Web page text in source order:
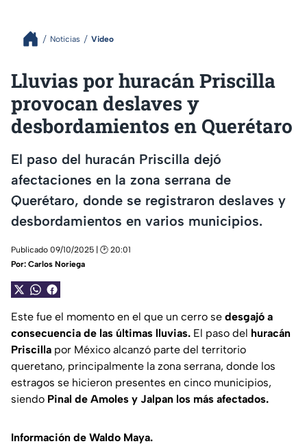
Noticias Video
Lluvias por huracán Priscilla
provocan deslaves y
desbordamientos en Querétaro
El paso del huracán Priscilla dejó
afectaciones en la zona serrana de
Querétaro, donde se registraron deslaves y
desbordamientos en varios municipios.
Publicado 09/10/2025 | 🕑 20:01
Por: Carlos Noriega
Este fue el momento en el que un cerro se desgajó a
consecuencia de las últimas lluvias. El paso del huracán
Priscilla por México alcanzó parte del territorio
queretano, principalmente la zona serrana, donde los
estragos se hicieron presentes en cinco municipios,
siendo Pinal de Amoles y Jalpan los más afectados.
Información de Waldo Maya.